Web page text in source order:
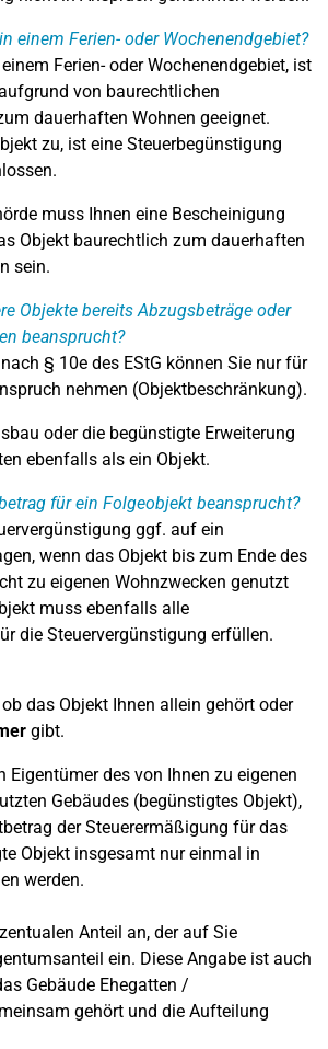
einem Ferien- oder Wochenendgebiet?
Ferien- oder Wochenendgebiet, ist
von baurechtlichen
dauerhaften Wohnen geeignet.
zu, ist eine Steuerbegünstigung
muss Ihnen eine Bescheinigung
Objekt baurechtlich zum dauerhaften
sein.
Objekte bereits Abzugsbeträge oder
beansprucht?
§ 10e des EStG können Sie nur für
nehmen (Objektbeschränkung).
oder die begünstigte Erweiterung
ebenfalls als ein Objekt.
für ein Folgeobjekt beansprucht?
ggf. auf ein
wenn das Objekt bis zum Ende des
zu eigenen Wohnzwecken genutzt
muss ebenfalls alle
die Steuervergünstigung erfüllen.
das Objekt Ihnen allein gehört oder
gibt.
Eigentümer des von Ihnen zu eigenen
Gebäudes (begünstigtes Objekt),
der Steuerermäßigung für das
Objekt insgesamt nur einmal in
werden.
Anteil an, der auf Sie
ein. Diese Angabe ist auch
Gebäude Ehegatten /
gehört und die Aufteilung